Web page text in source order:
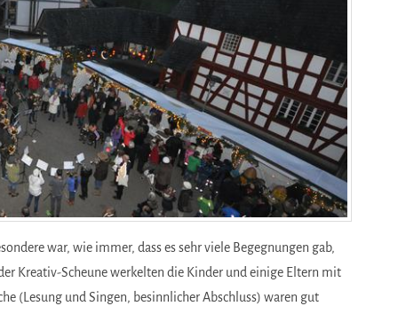
war, wie immer, dass es sehr viele Begegnungen gab,
Kreativ-Scheune werkelten die Kinder und einige Eltern mit
(Lesung und Singen, besinnlicher Abschluss) waren gut